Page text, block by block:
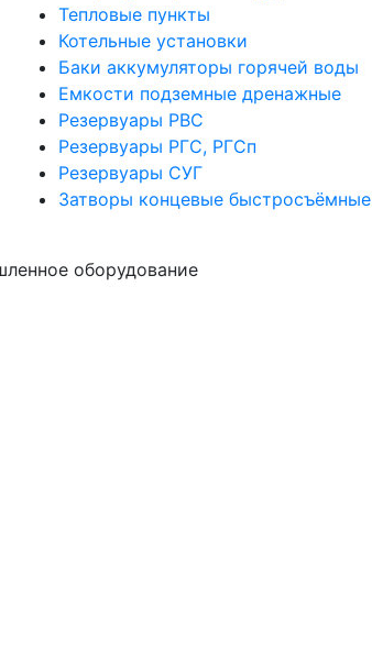
Тепловые пункты
Котельные установки
Баки аккумуляторы горячей воды
Емкости подземные дренажные
Резервуары РВС
Резервуары РГС, РГСп
Резервуары СУГ
Затворы концевые быстросъёмные
оборудование